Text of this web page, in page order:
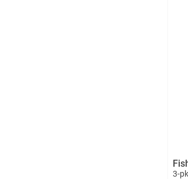
3-